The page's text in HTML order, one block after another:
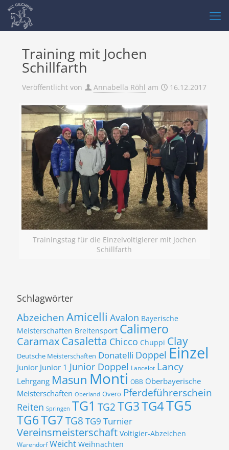
Training mit Jochen
Schillfarth
Veröffentlicht von Annabella Röhl am 16.12.2017
Trainingstag für die Einzelvoltigierer mit Jochen
Schillfarth
Schlagwörter
Abzeichen Amicelli Avalon Bayerische
Meisterschaften Breitensport Calimero
CaramaxCasaletta Chicco Chuppi Clay
Deutsche Meisterschaften Donatelli Doppel Einzel
Junior Junior 1 Junior Doppel Lancelot Lancy
Lehrgang Masun Monti OBB Oberbayerische
Meisterschaften Oberland Overo Pferdeführerschein
Reiten Springen TG1 TG2TG3TG4TG5
TG6TG7TG8 TG9 Turnier
Vereinsmeisterschaft Voltigier-Abzeichen
Warendorf Weicht Weihnachten